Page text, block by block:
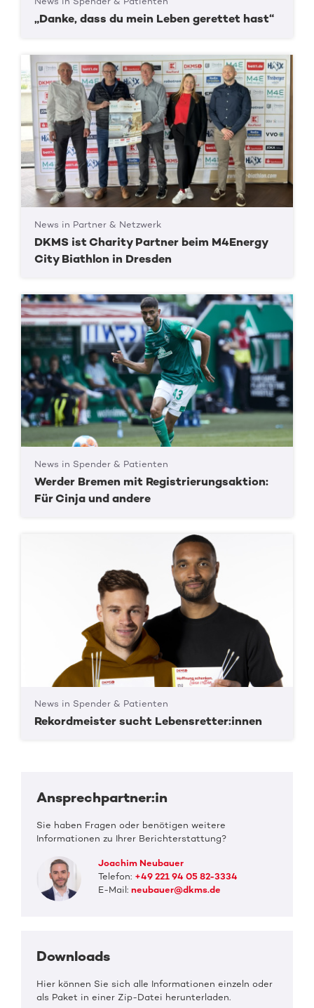
„Danke, dass du mein Leben gerettet hast“
News in Partner & Netzwerk
DKMS ist Charity Partner beim M4Energy
City Biathlon in Dresden
News in Spender & Patienten
Werder Bremen mit Registrierungsaktion:
Für Cinja und andere
News in Spender & Patienten
Rekordmeister sucht Lebensretter:innen
Ansprechpartner:in
Sie haben Fragen oder benötigen weitere
Informationen zu Ihrer Berichterstattung?
Joachim Neubauer
Telefon: +49 221 94 05 82-3334
E-Mail:neubauer@dkms.de
Downloads
Hier können Sie sich alle Informationen einzeln oder
als Paket in einer Zip-Datei herunterladen.